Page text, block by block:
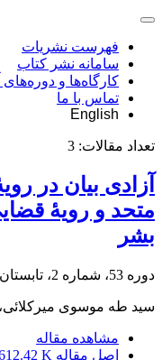
فهرست نشریات
سامانه نشر کتاب
کارگاه‌ها و
تماس با ما
English
تعداد مقالات: 3
آزادی بیان در
متحد و رویۀ
بشر
دوره 53، شماره 2، تابستان 1402، صفحه
سید طه موسوی میرکلائی،
مشاهده مقاله
اصل مقاله K